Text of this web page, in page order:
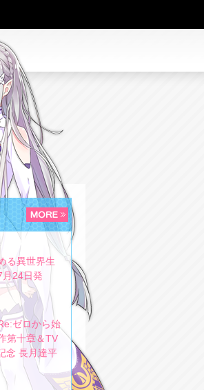
る異世界生
24日発
ゼロから始
第十章＆TV
念 長月達平